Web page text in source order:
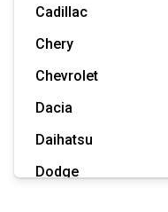
Cadillac
Chery
Chevrolet
Dacia
Daihatsu
Dodge